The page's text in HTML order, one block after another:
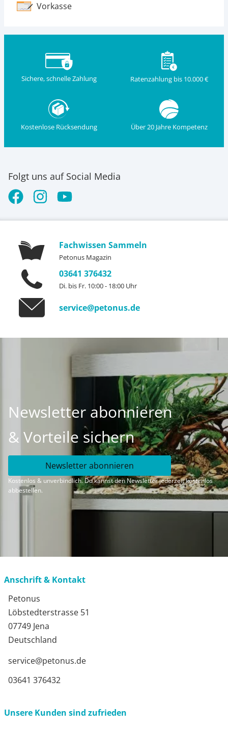
Vorkasse
Sichere, schnelle Zahlung Ratenzahlung bis 10.000 €
Kostenlose Rücksendung Über 20 Jahre Kompetenz
Folgt uns auf Social Media
Fachwissen Sammeln
Petonus Magazin
03641 376432
Di. bis Fr. 10:00 - 18:00 Uhr
service@petonus.de
Newsletter abonnieren
& Vorteile sichern
Newsletter abonnieren
Kostenlos & unverbindlich. Du kannst den Newsletter jederzeit kostenlos
abbestellen.
Anschrift & Kontakt
Petonus
Löbstedterstrasse 51
07749 Jena
Deutschland
service@petonus.de
03641 376432
Unsere Kunden sind zufrieden